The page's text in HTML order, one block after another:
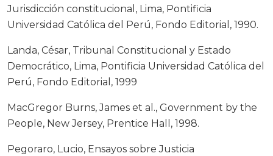
Jurisdicción constitucional, Lima, Pontificia
Universidad Católica del Perú, Fondo Editorial, 1990.
Landa, César, Tribunal Constitucional y Estado
Democrático, Lima, Pontificia Universidad Católica del
Perú, Fondo Editorial, 1999
MacGregor Burns, James et al., Government by the
People, New Jersey, Prentice Hall, 1998.
Pegoraro, Lucio, Ensayos sobre Justicia